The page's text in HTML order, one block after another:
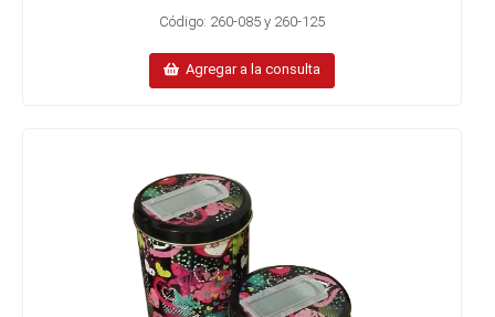
Código: 260-085 y 260-125
Agregar a la consulta